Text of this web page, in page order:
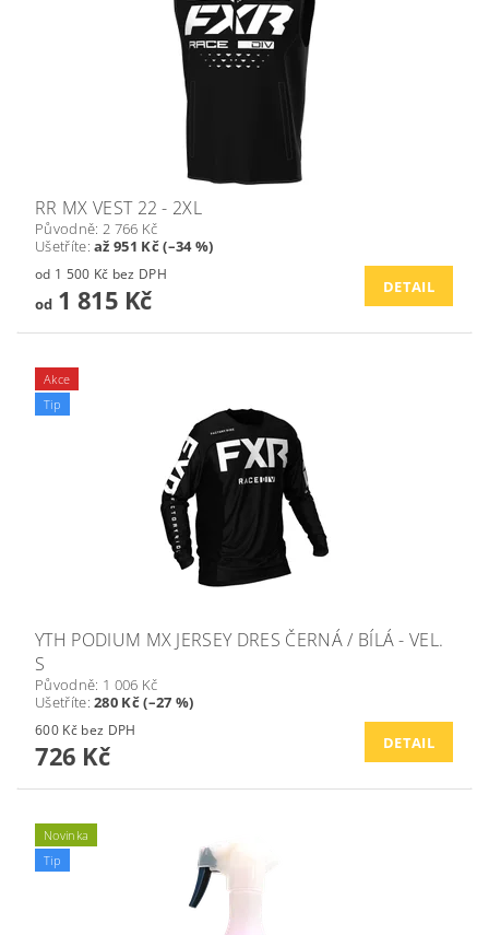
RR MX VEST 22 - 2XL
Původně: 2 766 Kč
Ušetříte:až 951 Kč (–34 %)
od 1 500 Kč bez DPH
od1 815 Kč DETAIL
Akce
Tip
YTH PODIUM MX JERSEY DRES ČERNÁ / BÍLÁ - VEL.
S
Původně: 1 006 Kč
Ušetříte:280 Kč (–27 %)
600 Kč bez DPH
726 Kč DETAIL
Novinka
Tip